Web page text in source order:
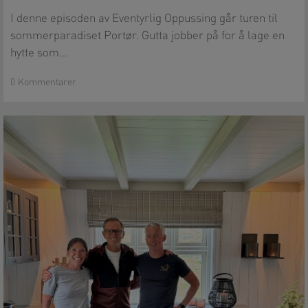
I denne episoden av Eventyrlig Oppussing går turen til
sommerparadiset Portør. Gutta jobber på for å lage en
hytte som…
0 Kommentarer